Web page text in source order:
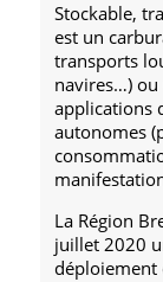
Stockable,
est un
transports
navires…) ou
applications
autonomes
La Région
juillet 2020
déploiement